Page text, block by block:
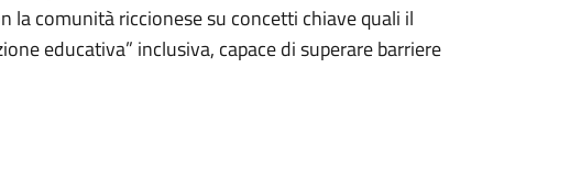
comunità riccionese su concetti chiave quali il
educativa” inclusiva, capace di superare barriere